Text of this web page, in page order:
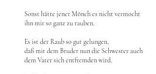
Sonst hätte jener Mönch es nicht vermocht
ihn mir so ganz zu rauben.
Es ist der Raub so gut gelungen,
daß mit dem Bruder nun die Schwester auch
dem Vater sich entfremden wird.